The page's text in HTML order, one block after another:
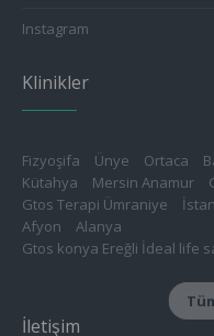
Instagram
Klinikler
Fizyoşifa Ünye Ortaca
Kütahya
Mersin Anamur
Gtos Terapi Ümraniye
Afyon
Alanya
Gtos konya Ereğli İdeal life
Gtos Edirne Sağlıklı Yaşam
Gücüyener Fizyo Klinik
İletişim